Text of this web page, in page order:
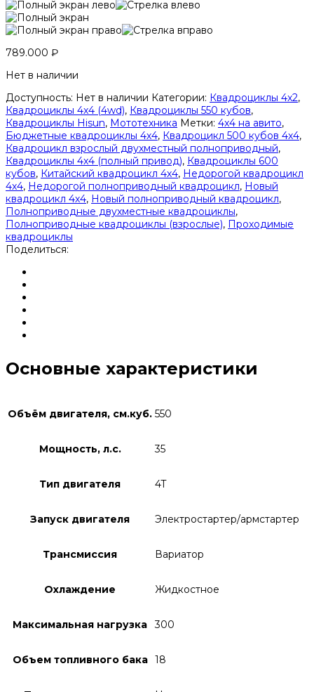
789.000 ₽
Нет в наличии
Доступность: Нет в наличии Категории: Квадроциклы 4x2,
Квадроциклы 4x4 (4wd), Квадроциклы 550 кубов,
Квадроциклы Hisun, Мототехника Метки: 4x4 на авито,
Бюджетные квадроциклы 4х4, Квадроцикл 500 кубов 4х4,
Квадроцикл взрослый двухместный полноприводный,
Квадроциклы 4x4 (полный привод), Квадроциклы 600
кубов, Китайский квадроцикл 4х4, Недорогой квадроцикл
4х4, Недорогой полноприводный квадроцикл, Новый
квадроцикл 4х4, Новый полноприводный квадроцикл,
Полноприводные двухместные квадроциклы,
Полноприводные квадроциклы (взрослые), Проходимые
квадроциклы
Поделиться:
Основные характеристики
Объём двигателя, см.куб. 550
Мощность, л.с. 35
Тип двигателя 4T
Запуск двигателя Электростартер/армстартер
Трансмиссия Вариатор
Охлаждение Жидкостное
Максимальная нагрузка 300
Объем топливного бака 18